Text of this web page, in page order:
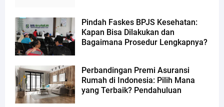
Pindah Faskes BPJS Kesehatan:
Kapan Bisa Dilakukan dan
Bagaimana Prosedur Lengkapnya?
Perbandingan Premi Asuransi
Rumah di Indonesia: Pilih Mana
yang Terbaik? Pendahuluan